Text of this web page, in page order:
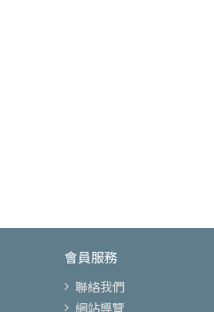
會員服務
聯絡我們
網站導覽